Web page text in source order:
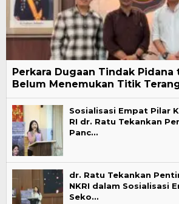
Perkara Dugaan Tindak Pidana
Belum Menemukan Titik
Sosialisasi Empat Pilar
RI dr. Ratu Tekankan
Panc…
dr. Ratu Tekankan
NKRI dalam Sosialisasi
Seko…